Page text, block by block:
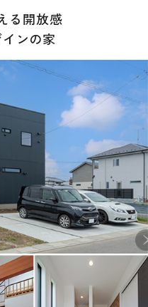
る開放感
ンの家